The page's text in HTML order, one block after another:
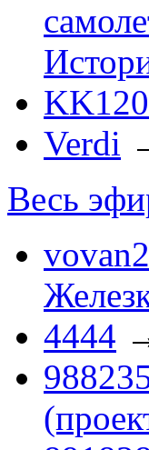
Verdi
Весь
4444